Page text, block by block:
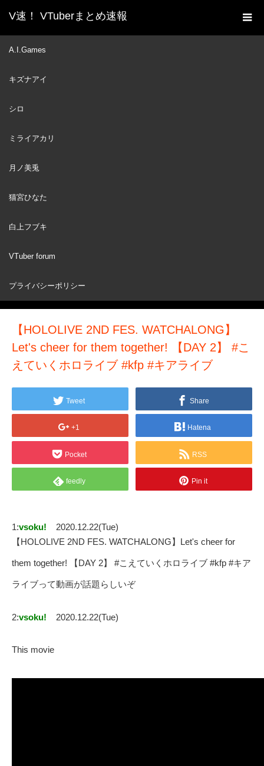
V速！ VTuberまとめ速報
A.I.Games
キズナアイ
シロ
ミライアカリ
月ノ美兎
猫宮ひなた
白上フブキ
VTuber forum
プライバシーポリシー
ホーム
新着動画一覧
cheer for them together! 【DAY 2】 #こえていくホロライブ #kfp
22
【HOLOLIVE 2ND FES. WATCHALONG】
Let's cheer for them together! 【DAY 2】 #こ
えていくホロライブ #kfp #キアライブ
Tweet Share
+1 Hatena
Pocket RSS
feedly Pin it
1:vsoku!
2020.12.22(Tue)
【HOLOLIVE 2ND FES. WATCHALONG】Let's cheer for
them together! 【DAY 2】 #こえていくホロライブ #kfp #キア
ライブって動画が話題らしいぞ
2:vsoku! 2020.12.22(Tue)
This movie